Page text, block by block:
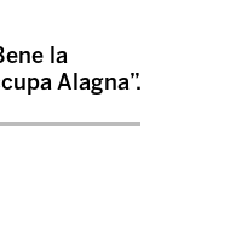
la
Alagna”.